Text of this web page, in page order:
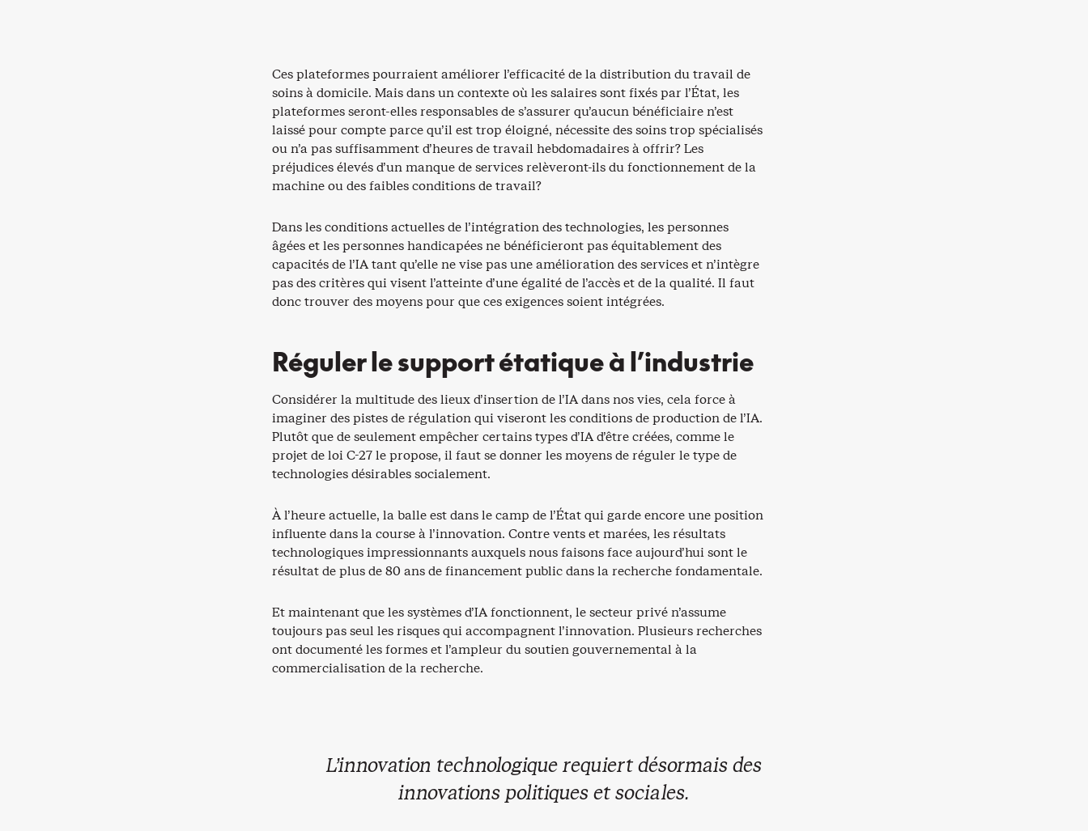
Ces plateformes pourraient améliorer l’efficacité de la distribution du travail de
soins à domicile. Mais dans un contexte où les salaires sont fixés par l’État, les
plateformes seront-elles responsables de s’assurer qu’aucun bénéficiaire n’est
laissé pour compte parce qu’il est trop éloigné, nécessite des soins trop spécialisés
ou n’a pas suffisamment d’heures de travail hebdomadaires à offrir? Les
préjudices élevés d’un manque de services relèveront-ils du fonctionnement de la
machine ou des faibles conditions de travail?
Dans les conditions actuelles de l’intégration des technologies, les personnes
âgées et les personnes handicapées ne bénéficieront pas équitablement des
capacités de l’IA tant qu’elle ne vise pas une amélioration des services et n’intègre
pas des critères qui visent l’atteinte d’une égalité de l’accès et de la qualité. Il faut
donc trouver des moyens pour que ces exigences soient intégrées.
Réguler le support étatique à l’industrie
Considérer la multitude des lieux d’insertion de l’IA dans nos vies, cela force à
imaginer des pistes de régulation qui viseront les conditions de production de l’IA.
Plutôt que de seulement empêcher certains types d’IA d’être créées, comme le
projet de loi C-27 le propose, il faut se donner les moyens de réguler le type de
technologies désirables socialement.
À l’heure actuelle, la balle est dans le camp de l’État qui garde encore une position
influente dans la course à l’innovation. Contre vents et marées, les résultats
technologiques impressionnants auxquels nous faisons face aujourd’hui sont le
résultat de plus de 80 ans de financement public dans la recherche fondamentale.
Et maintenant que les systèmes d’IA fonctionnent, le secteur privé n’assume
toujours pas seul les risques qui accompagnent l’innovation. Plusieurs recherches
ont documenté les formes et l’ampleur du soutien gouvernemental à la
commercialisation de la recherche.
L’innovation technologique requiert désormais des
innovations politiques et sociales.